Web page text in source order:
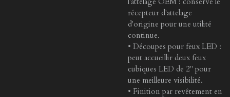
récepteur d'attelage
d'origine pour une utilité
continue.
• Découpes pour feux LED :
peut accueillir deux feux
cubiques LED de 2" pour
une meilleure visibilité.
• Finition par revêtement en